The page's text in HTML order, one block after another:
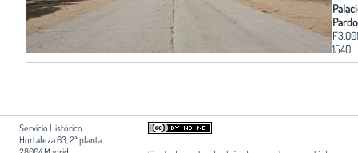
Pardo
F3.001
1540
Servicio Histórico:
Hortaleza 63, 2ª planta